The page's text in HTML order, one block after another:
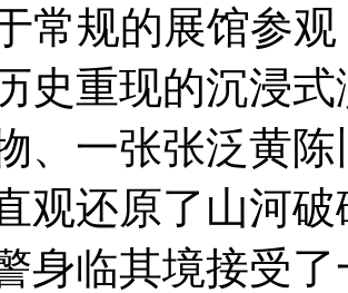
常规的展馆参观
史重现的沉浸
、一张张泛黄
观还原了山河
身临其境接受